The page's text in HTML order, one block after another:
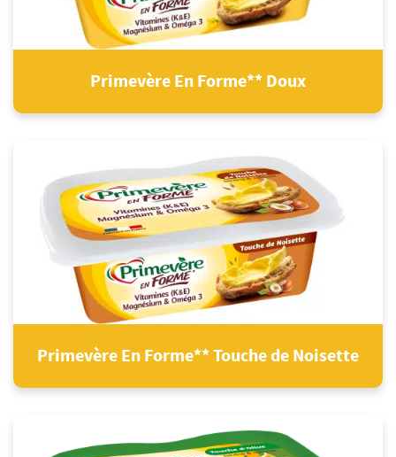
Primevère En Forme** Doux
Primevère En Forme** Touche de Noisette